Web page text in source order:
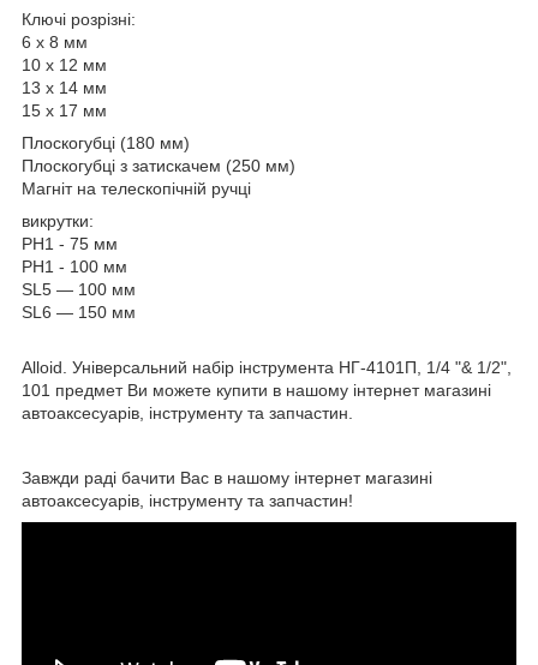
Ключі розрізні:
6 х 8 мм
10 х 12 мм
13 х 14 мм
15 х 17 мм
Плоскогубці (180 мм)
Плоскогубці з затискачем (250 мм)
Магніт на телескопічній ручці
викрутки:
PH1 - 75 мм
PH1 - 100 мм
SL5 — 100 мм
SL6 — 150 мм
Alloid. Універсальний набір інструмента НГ-4101П, 1/4 "& 1/2",
101 предмет Ви можете купити в нашому інтернет магазині
автоаксесуарів, інструменту та запчастин.
Завжди раді бачити Вас в нашому інтернет магазині
автоаксесуарів, інструменту та запчастин!